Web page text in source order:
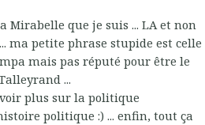
Mirabelle que je suis ... LA et non
ma petite phrase stupide est celle
mais pas réputé pour être le
...
plus sur la politique
politique :) ... enfin, tout ça